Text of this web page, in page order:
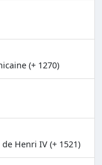
(+ 1270)
Henri IV (+ 1521)